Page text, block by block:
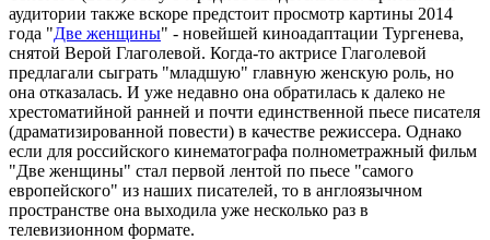
аудитории также вскоре предстоит просмотр картины 2014
года "Две женщины" - новейшей киноадаптации Тургенева,
снятой Верой Глаголевой. Когда-то актрисе Глаголевой
предлагали сыграть "младшую" главную женскую роль, но
она отказалась. И уже недавно она обратилась к далеко не
хрестоматийной ранней и почти единственной пьесе писателя
(драматизированной повести) в качестве режиссера. Однако
если для российского кинематографа полнометражный фильм
"Две женщины" стал первой лентой по пьесе "самого
европейского" из наших писателей, то в англоязычном
пространстве она выходила уже несколько раз в
телевизионном формате.